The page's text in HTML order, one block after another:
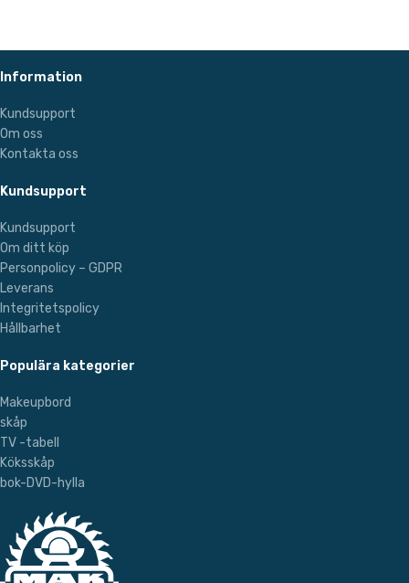
Information
Kundsupport
Om oss
Kontakta oss
Kundsupport
Kundsupport
Om ditt köp
Personpolicy – GDPR
Leverans
Integritetspolicy
Hållbarhet
Populära kategorier
Makeupbord
skåp
TV -tabell
Köksskåp
bok-DVD-hylla